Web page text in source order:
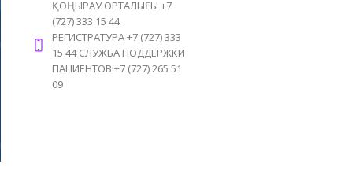
ҚОҢЫРАУ ОРТАЛЫҒЫ +7
(727) 333 15 44
РЕГИСТРАТУРА +7 (727) 333
15 44 СЛУЖБА ПОДДЕРЖКИ
ПАЦИЕНТОВ +7 (727) 265 51
09